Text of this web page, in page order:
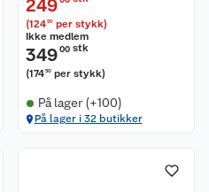
249
(12450 per stykk)
Ikke medlem
34900 stk
(17450 per stykk)
På lager (+100)
På lager i 32 butikker